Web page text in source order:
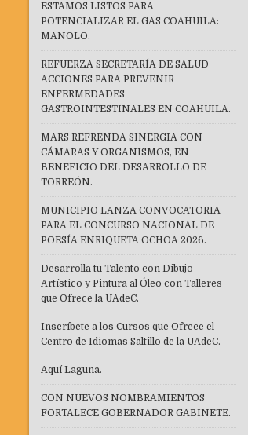
ESTAMOS LISTOS PARA
POTENCIALIZAR EL GAS COAHUILA:
MANOLO.
REFUERZA SECRETARÍA DE SALUD
ACCIONES PARA PREVENIR
ENFERMEDADES
GASTROINTESTINALES EN COAHUILA.
MARS REFRENDA SINERGIA CON
CÁMARAS Y ORGANISMOS, EN
BENEFICIO DEL DESARROLLO DE
TORREÓN.
MUNICIPIO LANZA CONVOCATORIA
PARA EL CONCURSO NACIONAL DE
POESÍA ENRIQUETA OCHOA 2026.
Desarrolla tu Talento con Dibujo
Artístico y Pintura al Óleo con Talleres
que Ofrece la UAdeC.
Inscríbete a los Cursos que Ofrece el
Centro de Idiomas Saltillo de la UAdeC.
Aquí Laguna.
CON NUEVOS NOMBRAMIENTOS
FORTALECE GOBERNADOR GABINETE.